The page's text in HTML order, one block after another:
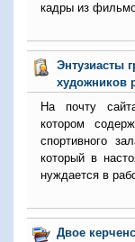
кадры из
Энтузиасты
художников
На почту
котором
спортивного
который в
нуждается в
Двое